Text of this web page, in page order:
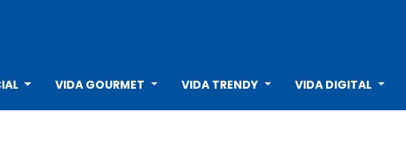
VIDA GOURMET VIDA TRENDY VIDA DIGITAL